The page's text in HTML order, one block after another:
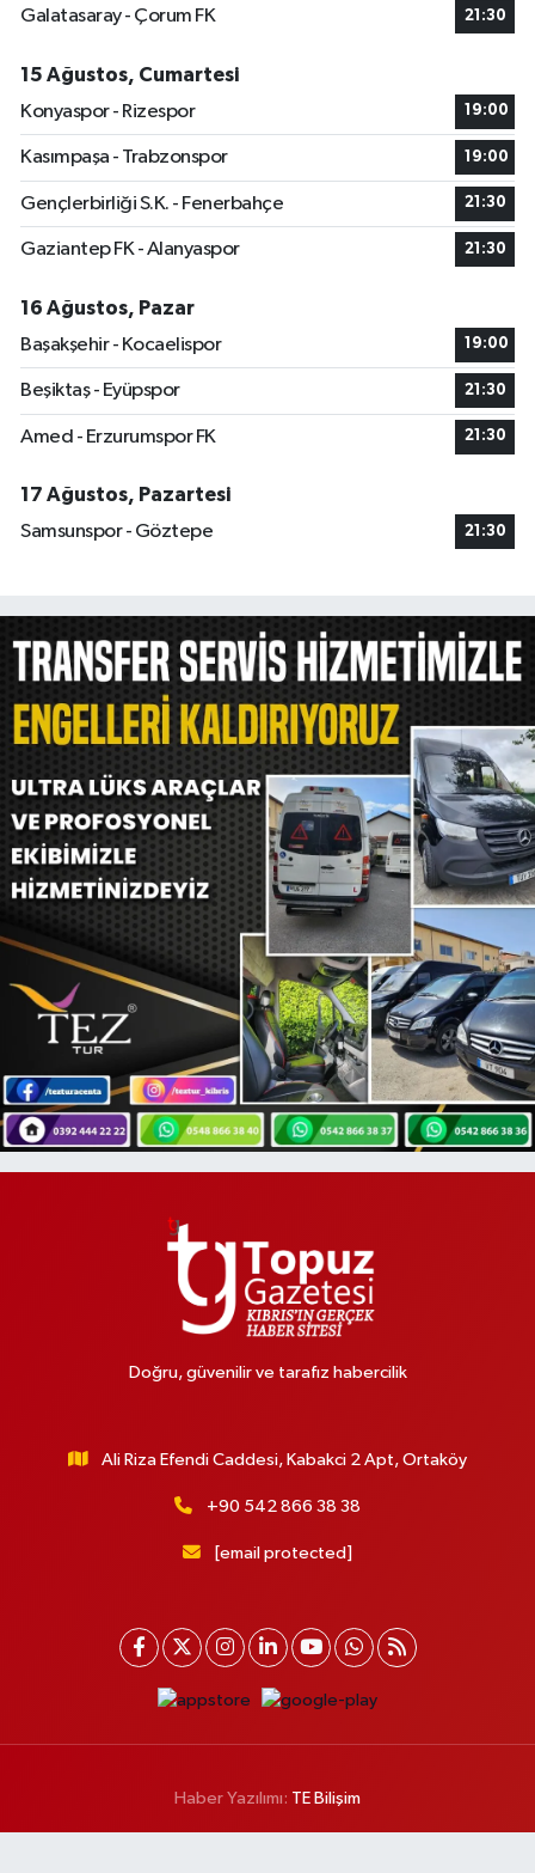
Galatasaray - Çorum FK
21:30
15 Ağustos, Cumartesi
Konyaspor - Rizespor
19:00
Kasımpaşa - Trabzonspor 19:00
Gençlerbirliği S.K. - Fenerbahçe 21:30
Gaziantep FK - Alanyaspor 21:30
16 Ağustos, Pazar
Başakşehir - Kocaelispor
19:00
Beşiktaş - Eyüpspor 21:30
Amed - Erzurumspor FK 21:30
17 Ağustos, Pazartesi
Samsunspor - Göztepe
21:30
Doğru, güvenilir ve tarafız habercilik
Ali Riza Efendi Caddesi, Kabakci 2 Apt, Ortaköy
+90 542 866 38 38
[email protected]
Haber Yazılımı: TE Bilişim